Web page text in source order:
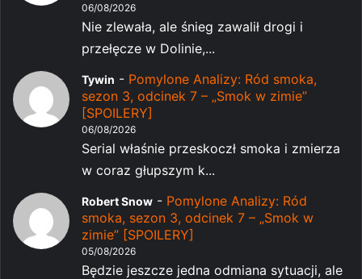
06/08/2026
Nie zlewała, ale śnieg zawalił drogi i
przełęcze w Dolinie,...
Tywin - Pomylone Analizy: Ród smoka,
sezon 3, odcinek 7 – „Smok w zimie”
[SPOILERY]
06/08/2026
Serial właśnie przeskoczł smoka i zmierza
w coraz głupszym k...
Robert Snow - Pomylone Analizy: Ród
smoka, sezon 3, odcinek 7 – „Smok w
zimie” [SPOILERY]
05/08/2026
Będzie jeszcze jedna odmiana sytuacji, ale